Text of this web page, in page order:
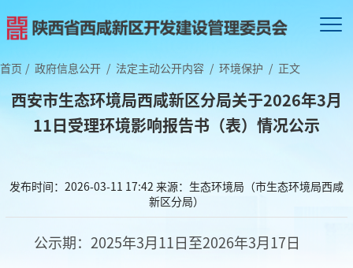
首页 / 政府信息公开 / 法定主动公开内容 / 环境保护 / 正文
西安市生态环境局西咸新区分局关于2026年3月
11日受理环境影响报告书（表）情况公示
发布时间：2026-03-11 17:42 来源：生态环境局（市生态环境局西咸
新区分局）
公示期：2025年3月11日至2026年3月17日